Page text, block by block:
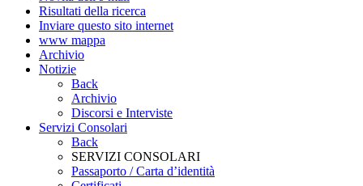
Risultati della ricerca
Inviare questo sito internet
www mappa
Archivio
Notizie
Back
Archivio
Discorsi e Interviste
Servizi Consolari
Back
SERVIZI CONSOLARI
Passaporto / Carta d’identità